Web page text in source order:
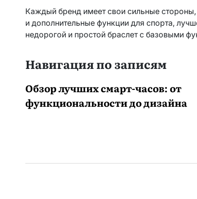
Каждый бренд имеет свои сильные стороны,
и дополнительные функции для спорта,
недорогой и простой браслет с базовыми
Навигация по записям
Обзор лучших смарт-часов: от
функциональности до дизайна